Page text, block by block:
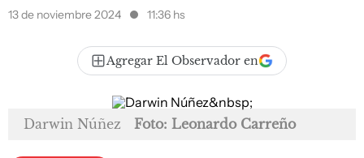
13 de noviembre 2024 11:36 hs
Agregar El Observador en
Darwin Núñez Foto: Leonardo Carreño